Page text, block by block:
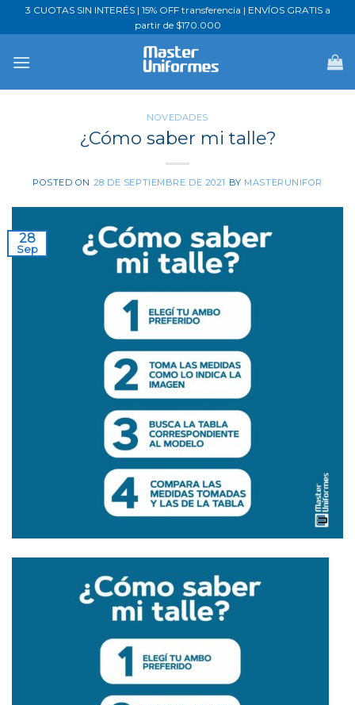
Saltar3 CUOTAS SIN INTERÉS | 15% OFF transferencia | ENVÍOS GRATIS a
partir de $170.000
NOVEDADES
¿Cómo saber mi talle?
POSTED ON 28 DE SEPTIEMBRE DE 2021 BY MASTERUNIFOR
28
Sep